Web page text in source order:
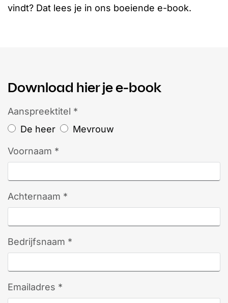
vindt? Dat lees je in ons boeiende e-book.
Download hier je e-book
Aanspreektitel *
De heer
Mevrouw
Voornaam *
Achternaam *
Bedrijfsnaam *
Emailadres *